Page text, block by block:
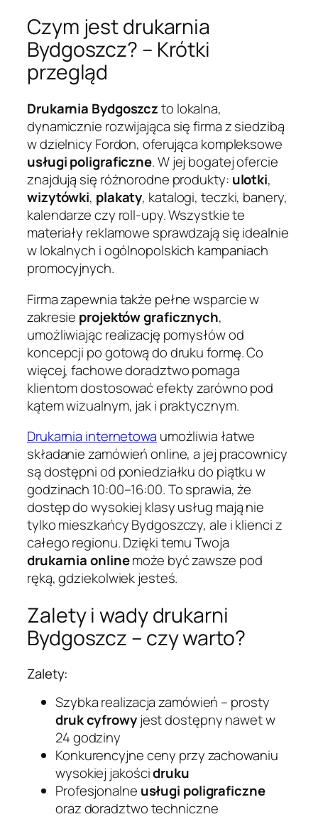
Czym jest drukarnia
Bydgoszcz? – Krótki
przegląd
Drukarnia Bydgoszczto lokalna,
dynamicznie rozwijająca się firma z siedzibą
w dzielnicy Fordon, oferująca kompleksowe
usługi poligraficzne. W jej bogatej ofercie
znajdują się różnorodne produkty: ulotki,
wizytówki, plakaty, katalogi, teczki, banery,
kalendarze czy roll-upy. Wszystkie te
materiały reklamowe sprawdzają się idealnie
w lokalnych i ogólnopolskich kampaniach
promocyjnych.
Firma zapewnia także pełne wsparcie w
zakresie projektów graficznych,
umożliwiając realizację pomysłów od
koncepcji po gotową do druku formę. Co
więcej, fachowe doradztwo pomaga
klientom dostosować efekty zarówno pod
kątem wizualnym, jak i praktycznym.
Drukarnia internetowa umożliwia łatwe
składanie zamówień online, a jej pracownicy
są dostępni od poniedziałku do piątku w
godzinach 10:00–16:00. To sprawia, że
dostęp do wysokiej klasy usług mają nie
tylko mieszkańcy Bydgoszczy, ale i klienci z
całego regionu. Dzięki temu Twoja
drukarnia onlinemoże być zawsze pod
ręką, gdziekolwiek jesteś.
Zalety i wady drukarni
Bydgoszcz – czy warto?
Zalety:
Szybka realizacja zamówień – prosty
druk cyfrowyjest dostępny nawet w
24 godziny
Konkurencyjne ceny przy zachowaniu
wysokiej jakościdruku
Profesjonalne usługi poligraficzne
oraz doradztwo techniczne